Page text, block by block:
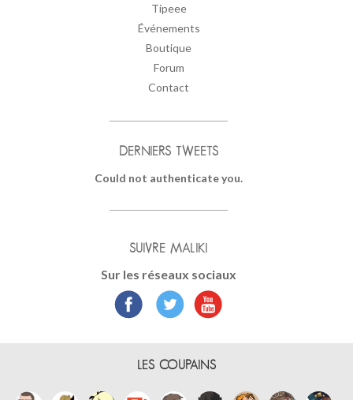
Tipeee
Événements
Boutique
Forum
Contact
DERNIERS TWEETS
Could not authenticate you.
SUIVRE MALIKI
Sur les réseaux sociaux
LES COUPAINS